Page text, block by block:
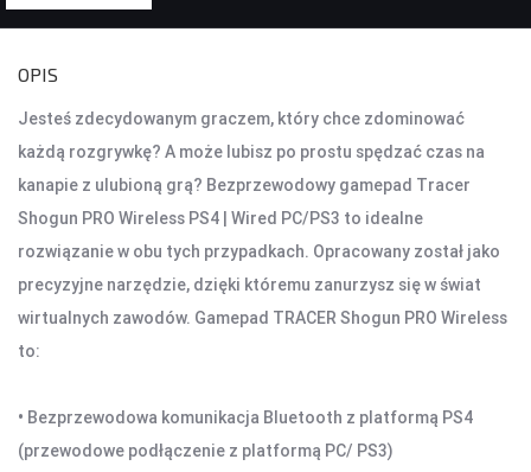
GAMEPADY
AKCESORIA DO NOTEBOOKA
STACJE CHŁODZĄCE
ZASILACZE
KAMERY PC
KAMERY SAMOCHODOWE
OPIS
Jesteś zdecydowanym graczem, który chce zdominować
każdą rozgrywkę? A może lubisz po prostu spędzać czas na
kanapie z ulubioną grą? Bezprzewodowy gamepad Tracer
Shogun PRO Wireless PS4 | Wired PC/PS3 to idealne
rozwiązanie w obu tych przypadkach. Opracowany został jako
precyzyjne narzędzie, dzięki któremu zanurzysz się w świat
wirtualnych zawodów. Gamepad TRACER Shogun PRO Wireless
to:
• Bezprzewodowa komunikacja Bluetooth z platformą PS4
(przewodowe podłączenie z platformą PC/ PS3)